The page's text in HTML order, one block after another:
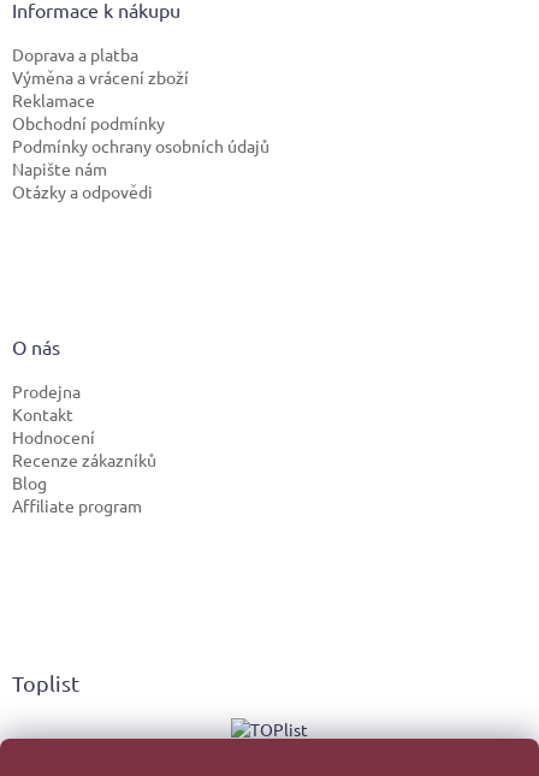
Informace k nákupu
Doprava a platba
Výměna a vrácení zboží
Reklamace
Obchodní podmínky
Podmínky ochrany osobních údajů
Napište nám
Otázky a odpovědi
O nás
Prodejna
Kontakt
Hodnocení
Recenze zákazníků
Blog
Affiliate program
Toplist